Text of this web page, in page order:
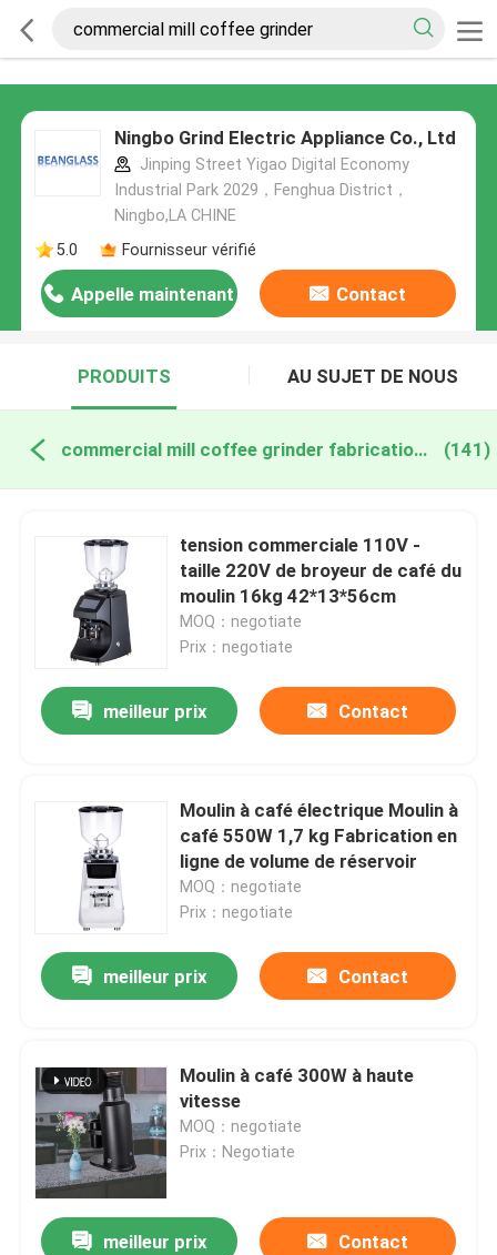
Ningbo Grind Electric Appliance Co., Ltd
Jinping Street Yigao Digital Economy
Industrial Park 2029，Fenghua District，
Ningbo,LA CHINE
5.0
Fournisseur vérifié
Appelle maintenant Contact
PRODUITS AU SUJET DE NOUS
commercial mill coffee grinder fabrication en ligne (141)
tension commerciale 110V -
taille 220V de broyeur de café du
moulin 16kg 42*13*56cm
MOQ：negotiate
Prix：negotiate
meilleur prix Contact
Moulin à café électrique Moulin à
café 550W 1,7 kg Fabrication en
ligne de volume de réservoir
MOQ：negotiate
Prix：negotiate
meilleur prix Contact
Moulin à café 300W à haute
vitesse
MOQ：negotiate
Prix：Negotiate
meilleur prix Contact